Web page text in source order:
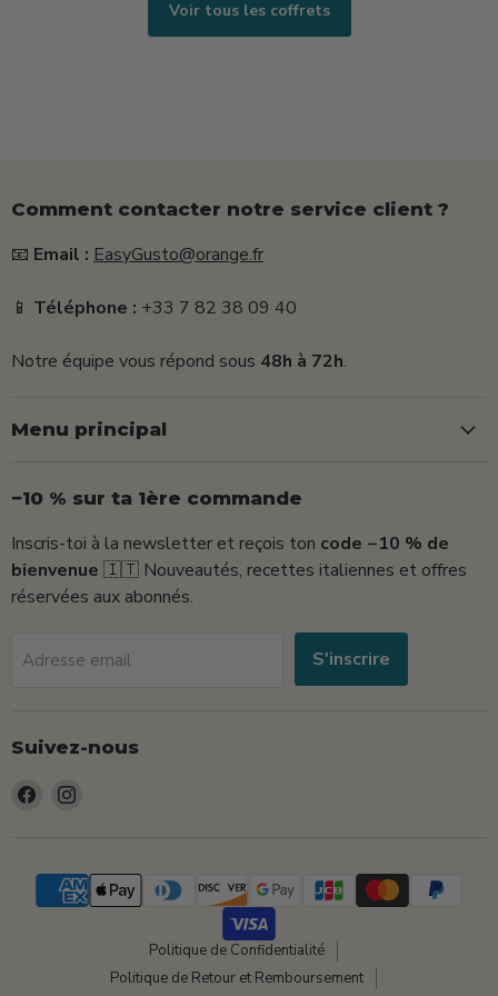
Voir tous les coffrets
Comment contacter notre service client ?
📧 Email : EasyGusto@orange.fr
📱 Téléphone : +33 7 82 38 09 40
Notre équipe vous répond sous 48h à 72h.
Menu principal
−10 % sur ta 1ère commande
Inscris-toi à la newsletter et reçois ton code −10 % de
bienvenue 🇮🇹 Nouveautés, recettes italiennes et offres
réservées aux abonnés.
Adresse email S'inscrire
Suivez-nous
Trouvez-
Politique de Confidentialité
Politique de Retour et Remboursement